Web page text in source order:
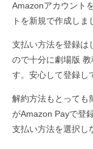
Amazonアカウント
トを新規で作成しま
支払い方法を登録は
ので十分に劇場版
す。安心して登録し
解約方法もとっても
がAmazon Payで登
支払い方法を選択し